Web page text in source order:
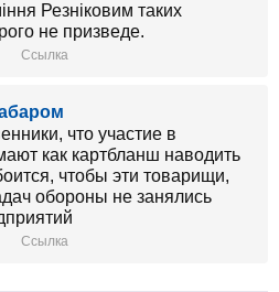
Резніковим таких
не призведе.
Ссылка
что участие в
как картбланш наводить
чтобы эти товарищи,
обороны не занялись
Ссылка